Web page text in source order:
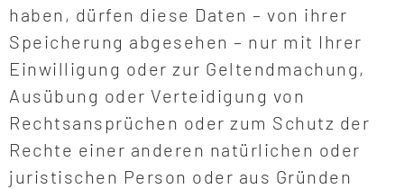
haben, dürfen diese Daten – von ihrer
Speicherung abgesehen – nur mit Ihrer
Einwilligung oder zur Geltendmachung,
Ausübung oder Verteidigung von
Rechtsansprüchen oder zum Schutz der
Rechte einer anderen natürlichen oder
juristischen Person oder aus Gründen